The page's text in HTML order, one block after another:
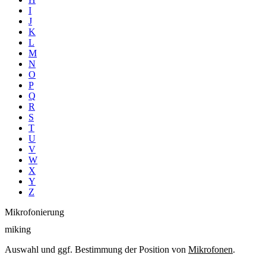
I
J
K
L
M
N
O
P
Q
R
S
T
U
V
W
X
Y
Z
Mikrofonierung
miking
Auswahl und ggf. Bestimmung der Position von Mikrofonen.